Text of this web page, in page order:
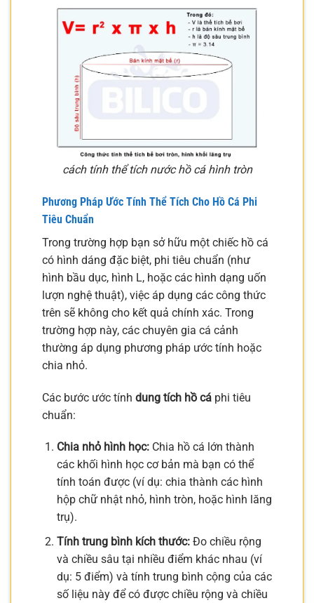
cách tính thể tích nước hồ cá hình tròn
Phương Pháp Ước Tính Thể Tích Cho Hồ Cá Phi
Tiêu Chuẩn
Trong trường hợp bạn sở hữu một chiếc hồ cá
có hình dáng đặc biệt, phi tiêu chuẩn (như
hình bầu dục, hình L, hoặc các hình dạng uốn
lượn nghệ thuật), việc áp dụng các công thức
trên sẽ không cho kết quả chính xác. Trong
trường hợp này, các chuyên gia cá cảnh
thường áp dụng phương pháp ước tính hoặc
chia nhỏ.
Các bước ước tính dung tích hồ cá phi tiêu
chuẩn:
Chia nhỏ hình học:Chia hồ cá lớn thành
các khối hình học cơ bản mà bạn có thể
tính toán được (ví dụ: chia thành các hình
hộp chữ nhật nhỏ, hình tròn, hoặc hình lăng
trụ).
Tính trung bình kích thước:Đo chiều rộng
và chiều sâu tại nhiều điểm khác nhau (ví
dụ: 5 điểm) và tính trung bình cộng của các
số liệu này để có được chiều rộng và chiều